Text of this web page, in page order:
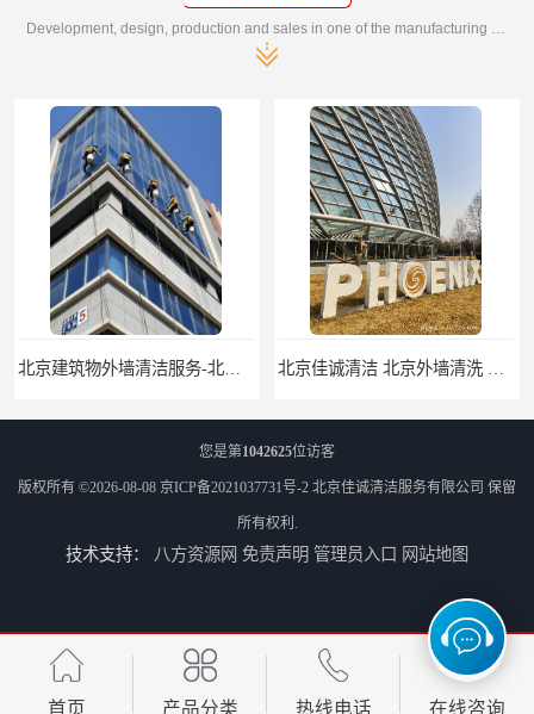
北京高空作业保洁服务-北京物业管理公司-北京家政服务公司
您是第1042625位访客
版权所有 ©2026-08-08 京ICP备2021037731号-2 北京佳诚清洁服务有限公司 保留
所有权利.
技术支持： 八方资源网 免责声明 管理员入口 网站地图
首页 产品分类 热线电话 在线咨询